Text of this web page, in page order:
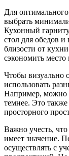
Для
выбрать
Кухонный
стол для обедов
близости от
сэкономить место
Чтобы визуально
использовать
Например, можно
темнее. Это также
просторного
Важно учесть,
имеет значение.
осуществлять с